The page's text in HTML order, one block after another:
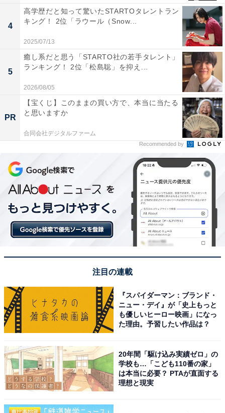
1位：スパ羅漢（廿日市市）／36票
羅漢峡の美しい渓谷沿いにある、天然温泉を楽しめる道
の駅が1位に選ばれました。冬の雪景色や澄んだ空気を
楽しみながら浸かる温泉は格別で、日帰り入浴に訪れる
人が絶えません。心身ともに温まる体験と、特産のすっ
ぽん料理などのグルメも人気を集める理由です。
回答者からは「山あいの羅漢峡にある、温泉付きの道の
駅。天然ラドン温泉で露天風呂もあり、冷えた身体を温
めるのに最高です。山の冬景色を眺めながら入るお風呂
は、冬ならではの楽しみだと思います」（30代男性／大
阪府）、「本格的な温泉施設を併設した道の駅。冬の冷
る。山間部の静寂と清流の音に包まれながら、冬の景観
阪府）、「名物の『すっぽん料理』や、雪景色の中の露
天風呂も堪能できるので行きたいです」（50代女性／広
島県）といった声が集まりました。
※回答者からのコメントは原文ママです
※記事内容は執筆時点のものです。最新の内容をご確認
ください
4
高学歴だと知って驚いたSTARTOタレントラン
キング！ 2位「ラウール（Snow...
2025/07/13
5
癒し系だと思う「STARTO社の若手タレント」
ランキング！ 2位「松島聡」を抑え...
2026/08/05
PR
【宝くじ】このままの買い方で、本当に当たる
と思いますか
合同会社デジタルファーム
Recommended by
注目の連載
『スパイダーマン：ブランド・
ニュー・デイ』が「史上もっと
も優しいヒーロー映画」になっ
た理由。予習したい作品は？
20年間「駆け込み実績ゼロ」の
学校も…「こども110番の家」
は本当に必要？ PTAが直面する
理想と現実